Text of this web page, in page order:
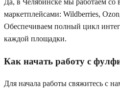
Да, в Челябинске мы работаем со
маркетплейсами: Wildberries,
Обеспечиваем полный цикл
каждой площадки.
Как начать работу с
Для начала работы свяжитесь с